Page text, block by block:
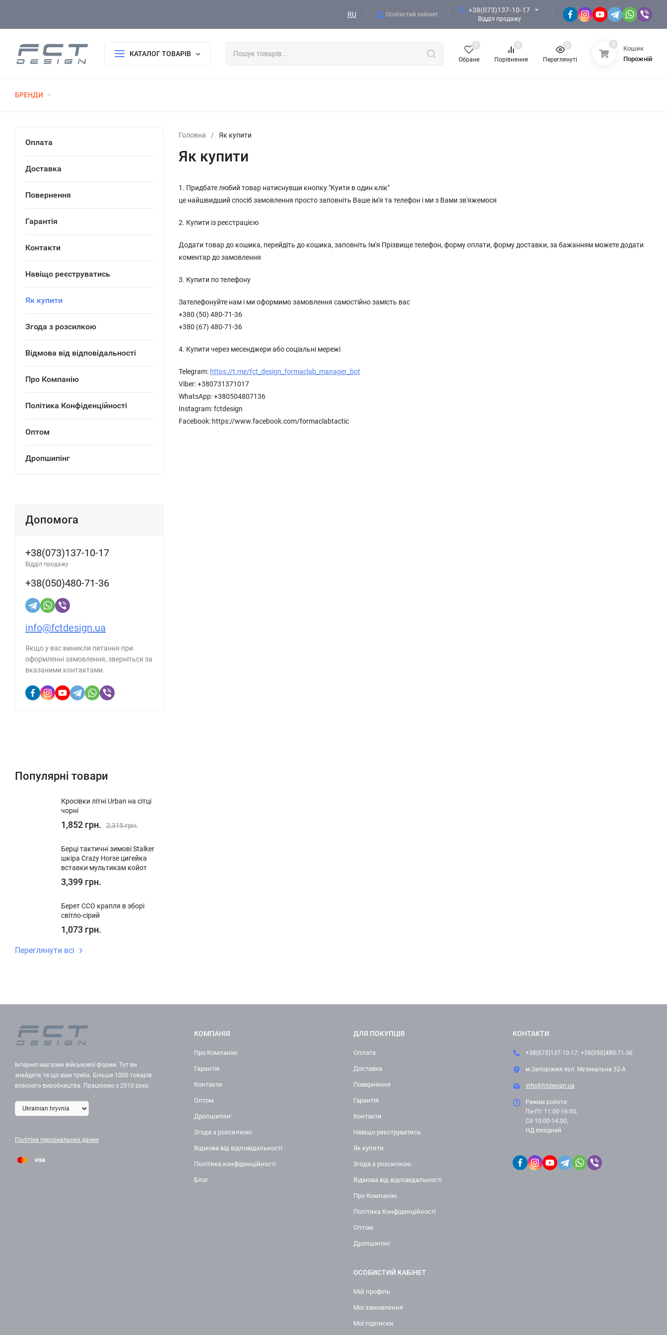
RU Особистий кабінет
+38(073)137-10-17
Відділ продажу
КАТАЛОГ ТОВАРІВ
Обране
0
Порівняння
0
Переглянуті
0 0
Кошик
Порожній
БРЕНДИ
Оплата
Доставка
Повернення
Гарантія
Контакти
Навіщо реєструватись
Як купити
Згода з розсилкою
Відмова від відповідальності
Про Компанію
Політика Конфіденційності
Оптом
Дропшипінг
Допомога
+38(073)137-10-17
Відділ продажу
+38(050)480-71-36
info@fctdesign.ua
Якщо у вас виникли питання при
оформленні замовлення, зверніться за
вказаними контактами.
Популярні товари
Кросівки літні Urban на сітці
чорні
1,852 грн. 2,315 грн.
Берці тактичні зимові Stalker
шкіра Crazy Horse цигейка
вставки мультикам койот
3,399 грн.
Берет ССО крапля в зборі
світло-сірий
1,073 грн.
Переглянути всі
Головна / Як купити
Як купити
1. Придбате любий товар натиснувши кнопку "Куити в один клік"
це найшвидший спосіб замовлення просто заповніть Ваше ім'я та телефон і ми з Вами зв'яжемося
2. Купити із реєстрацією
Додати товар до кошика, перейдіть до кошика, заповніть Ім'я Прізвище телефон, форму оплати, форму доставки, за бажанням можете додати
коментар до замовлення
3. Купити по телефону
Зателефонуйте нам і ми оформимо замовлення самостійно замість вас
+380 (50) 480-71-36
+380 (67) 480-71-36
4. Купити через месенджери або соціальні мережі
Telegram: https://t.me/fct_design_formaclab_manager_bot
Viber: +380731371017
WhatsApp: +380504807136
Instagram: fctdesign
Facebook: https://www.facebook.com/formaclabtactic
Інтернет-магазин військової форми. Тут ви
знайдете, те що вам треба. Більше 1000 товарів
власного виробництва. Працюємо з 2010 року.
Політіка персональних даних
КОМПАНІЯ
Про Компанію
Гарантія
Контакти
Оптом
Дропшипінг
Згода з розсилкою
Відмова від відповідальності
Політика конфіденційності
Блог
ДЛЯ ПОКУПЦІВ
Оплата
Доставка
Повернення
Гарантія
Контакти
Навіщо реєструватись
Як купити
Згода з розсилкою
Відмова від відповідальності
Про Компанію
Політика Конфіденційності
Оптом
Дропшипінг
ОСОБИСТИЙ КАБіНЕТ
Мій профіль
Мої замовлення
Мої підписки
КОНТАКТИ
+38(073)137-10-17; +38(050)480-71-36
м.Запоріжжя вул. Музикальна 52-А
info@fctdesign.ua
Режим роботи:
Пн-Пт 11:00-16:00;
Сб 10:00-14:00;
НД вихідний